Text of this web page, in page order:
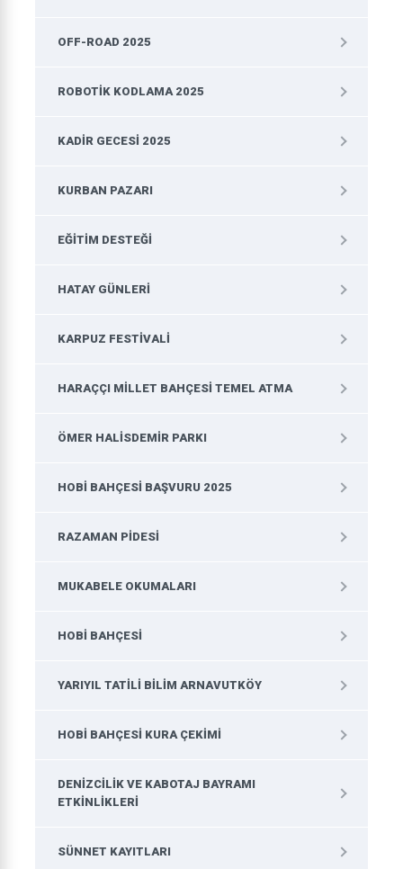
OFF-ROAD 2025
ROBOTIK KODLAMA 2025
KADIR GECESI 2025
KURBAN PAZARI
EĞITIM DESTEĞI
HATAY GÜNLERI
KARPUZ FESTIVALI
HARAÇÇI MILLET BAHÇESI TEMEL ATMA
ÖMER HALISDEMIR PARKI
HOBI BAHÇESI BAŞVURU 2025
RAZAMAN PIDESI
MUKABELE OKUMALARI
HOBI BAHÇESI
YARIYIL TATILI BILIM ARNAVUTKÖY
HOBI BAHÇESI KURA ÇEKIMI
DENIZCILIK VE KABOTAJ BAYRAMI
ETKINLIKLERI
SÜNNET KAYITLARI